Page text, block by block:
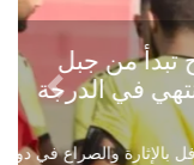
في دوري
Next